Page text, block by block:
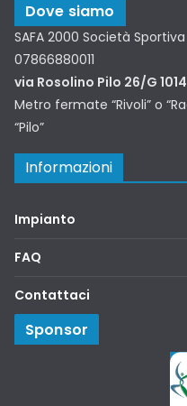
Dove siamo
SAFA 2000 Società
07866880011
via Rosolino Pilo 26/G
Metro fermate “Rivoli” o
“Pilo”
Informazioni
Impianto
FAQ
Contattaci
Sponsor